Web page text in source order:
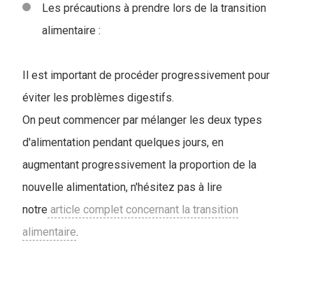
Les précautions à prendre lors de la transition
alimentaire :
Il est important de procéder progressivement pour
éviter les problèmes digestifs.
On peut commencer par mélanger les deux types
d'alimentation pendant quelques jours, en
augmentant progressivement la proportion de la
nouvelle alimentation, n'hésitez pas à lire
notre article complet concernant la transition
alimentaire.